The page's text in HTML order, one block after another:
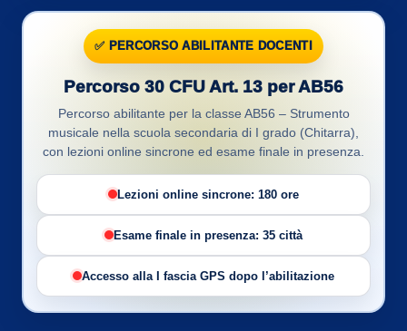
✅ PERCORSO ABILITANTE DOCENTI
Percorso 30 CFU Art. 13 per AB56
Percorso abilitante per la classe AB56 – Strumento
musicale nella scuola secondaria di I grado (Chitarra),
con lezioni online sincrone ed esame finale in presenza.
Lezioni online sincrone: 180 ore
Esame finale in presenza: 35 città
Accesso alla I fascia GPS dopo l’abilitazione